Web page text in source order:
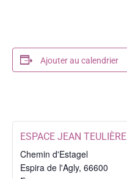
Ajouter au calendrier
ESPACE JEAN TEULIÈRE
Chemin d'Estagel
Espira de l'Agly, 66600